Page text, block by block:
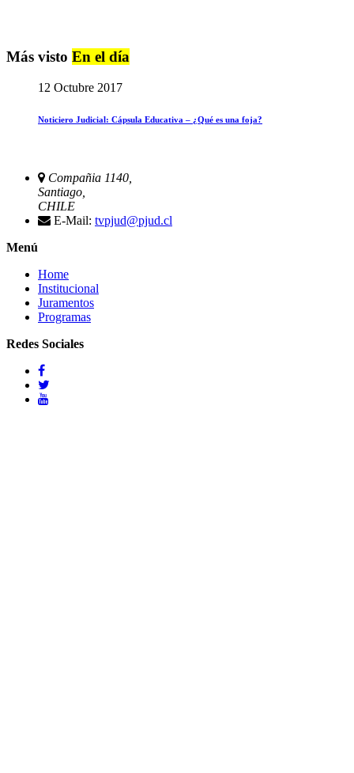
Más visto En el día
12 Octubre 2017
Noticiero Judicial: Cápsula Educativa – ¿Qué es una foja?
Compañia 1140,
Santiago,
CHILE
E-Mail: tvpjud@pjud.cl
Menú
Home
Institucional
Juramentos
Programas
Redes Sociales